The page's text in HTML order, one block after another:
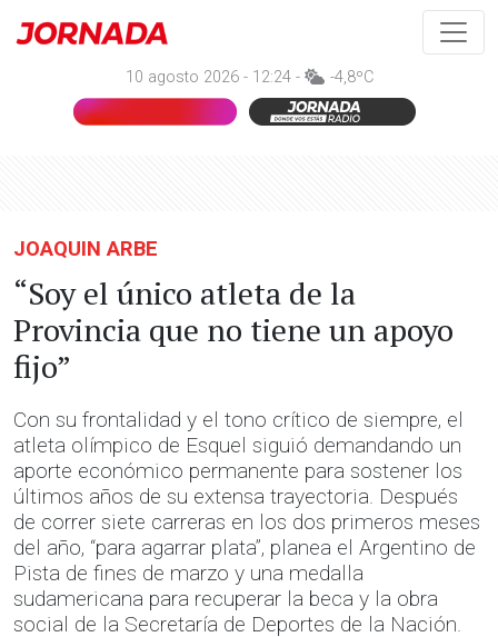
10 agosto 2026 - 12:24 - -4,8ºC
JOAQUIN ARBE
“Soy el único atleta de la
Provincia que no tiene un apoyo
fijo”
Con su frontalidad y el tono crítico de siempre, el
atleta olímpico de Esquel siguió demandando un
aporte económico permanente para sostener los
últimos años de su extensa trayectoria. Después
de correr siete carreras en los dos primeros meses
del año, “para agarrar plata”, planea el Argentino de
Pista de fines de marzo y una medalla
sudamericana para recuperar la beca y la obra
social de la Secretaría de Deportes de la Nación.